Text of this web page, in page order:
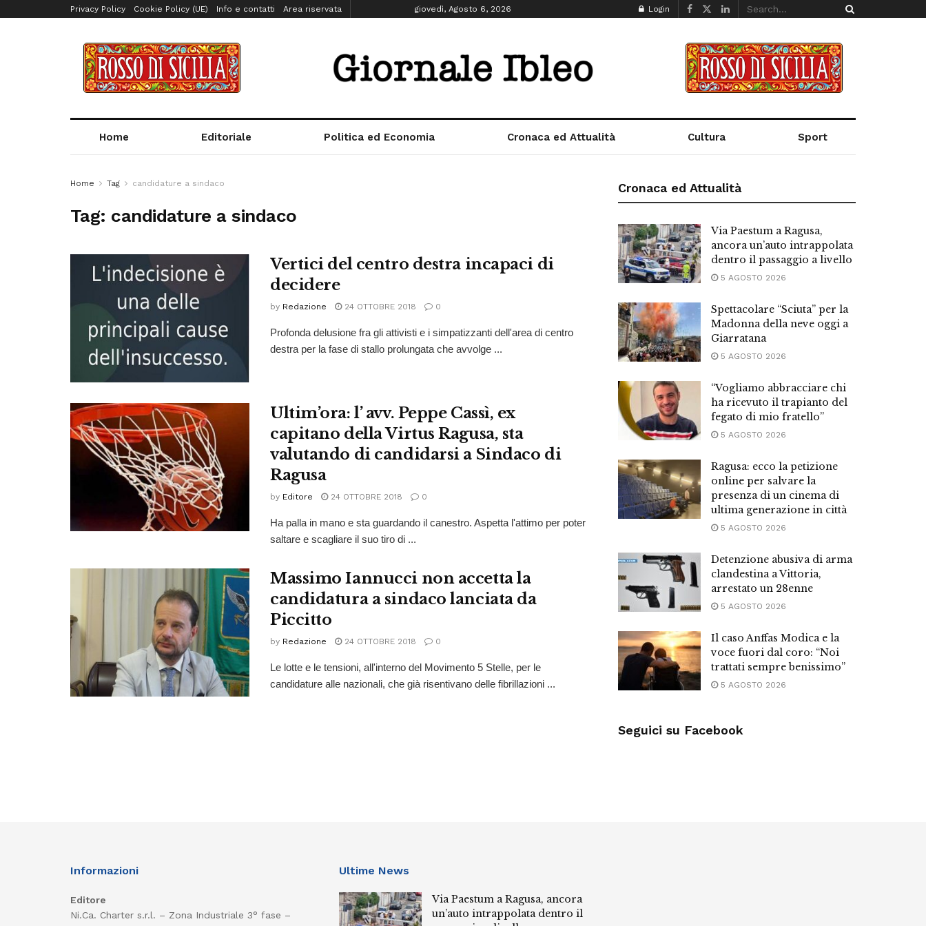
Privacy Policy Cookie Policy (UE) Info e contatti Area riservata giovedì, Agosto 6, 2026 Login
Home Editoriale Politica ed Economia Cronaca ed Attualità Cultura Sport
Home Tag candidature a sindaco
Tag: candidature a sindaco
Vertici del centro destra incapaci di
decidere
by Redazione 24 OTTOBRE 2018 0
Profonda delusione fra gli attivisti e i simpatizzanti dell'area di centro
destra per la fase di stallo prolungata che avvolge ...
Ultim’ora: l’ avv. Peppe Cassì, ex
capitano della Virtus Ragusa, sta
valutando di candidarsi a Sindaco di
Ragusa
by Editore 24 OTTOBRE 2018 0
Ha palla in mano e sta guardando il canestro. Aspetta l'attimo per poter
saltare e scagliare il suo tiro di ...
Massimo Iannucci non accetta la
candidatura a sindaco lanciata da
Piccitto
by Redazione 24 OTTOBRE 2018 0
Le lotte e le tensioni, all'interno del Movimento 5 Stelle, per le
candidature alle nazionali, che già risentivano delle fibrillazioni ...
Cronaca ed Attualità
Via Paestum a Ragusa,
ancora un’auto intrappolata
dentro il passaggio a livello
5 AGOSTO 2026
Spettacolare “Sciuta” per la
Madonna della neve oggi a
Giarratana
5 AGOSTO 2026
“Vogliamo abbracciare chi
ha ricevuto il trapianto del
fegato di mio fratello”
5 AGOSTO 2026
Ragusa: ecco la petizione
online per salvare la
presenza di un cinema di
ultima generazione in città
5 AGOSTO 2026
Detenzione abusiva di arma
clandestina a Vittoria,
arrestato un 28enne
5 AGOSTO 2026
Il caso Anffas Modica e la
voce fuori dal coro: “Noi
trattati sempre benissimo”
5 AGOSTO 2026
Seguici su Facebook
Informazioni
Editore
Ni.Ca. Charter s.r.l. – Zona Industriale 3° fase –
Ultime News
Via Paestum a Ragusa, ancora
un’auto intrappolata dentro il